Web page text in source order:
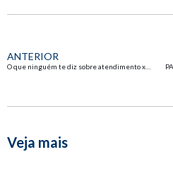
ANTERIOR
Veja mais